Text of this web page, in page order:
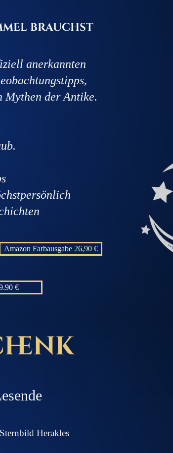
brauchst
anerkannten
Mythen der Antike.
Amazon Farbausgabe 26,90 €
€
Herakles